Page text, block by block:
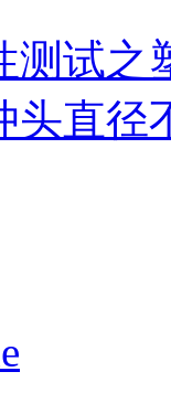
测试之
头直径